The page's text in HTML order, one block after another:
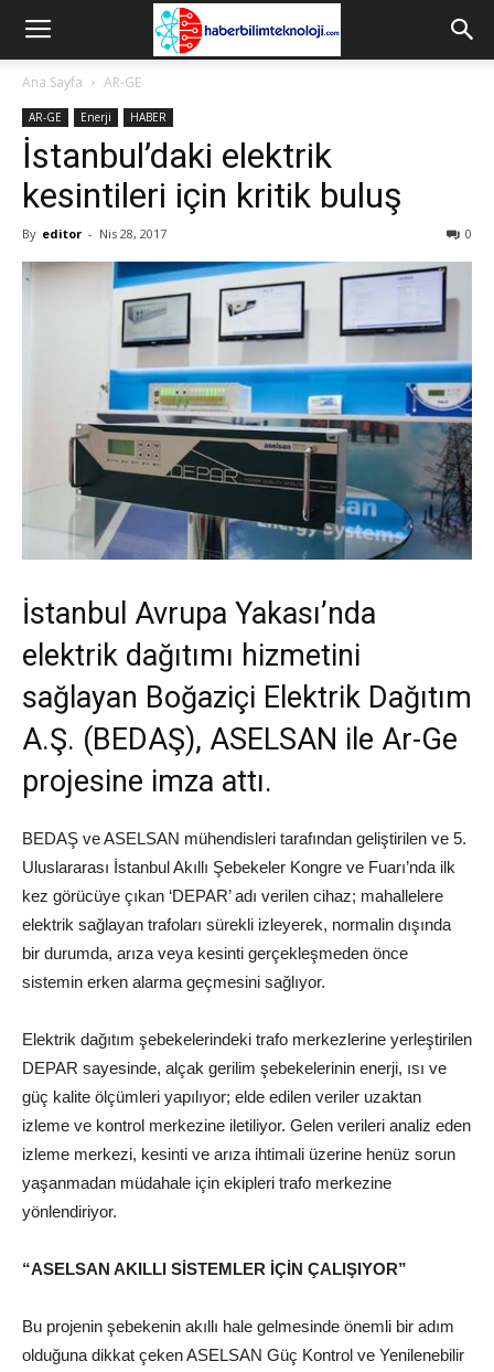
Ana Sayfa AR-GE
AR-GE Enerji HABER
İstanbul’daki elektrik
kesintileri için kritik buluş
By editor - Nis 28, 2017 0
İstanbul Avrupa Yakası’nda
elektrik dağıtımı hizmetini
sağlayan Boğaziçi Elektrik Dağıtım
A.Ş. (BEDAŞ), ASELSAN ile Ar-Ge
projesine imza attı.
BEDAŞ ve ASELSAN mühendisleri tarafından geliştirilen ve 5.
Uluslararası İstanbul Akıllı Şebekeler Kongre ve Fuarı’nda ilk
kez görücüye çıkan ‘DEPAR’ adı verilen cihaz; mahallelere
elektrik sağlayan trafoları sürekli izleyerek, normalin dışında
bir durumda, arıza veya kesinti gerçekleşmeden önce
sistemin erken alarma geçmesini sağlıyor.
Elektrik dağıtım şebekelerindeki trafo merkezlerine yerleştirilen
DEPAR sayesinde, alçak gerilim şebekelerinin enerji, ısı ve
güç kalite ölçümleri yapılıyor; elde edilen veriler uzaktan
izleme ve kontrol merkezine iletiliyor. Gelen verileri analiz eden
izleme merkezi, kesinti ve arıza ihtimali üzerine henüz sorun
yaşanmadan müdahale için ekipleri trafo merkezine
yönlendiriyor.
“ASELSAN AKILLI SİSTEMLER İÇİN ÇALIŞIYOR”
Bu projenin şebekenin akıllı hale gelmesinde önemli bir adım
olduğuna dikkat çeken ASELSAN Güç Kontrol ve Yenilenebilir